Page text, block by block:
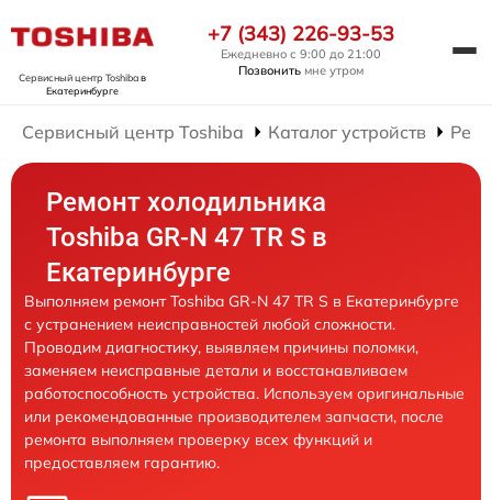
Сервисный центр Toshibaв
Екатеринбурге
+7 (343) 226-93-53
Ежедневно с 9:00 до 21:00
Позвонить мне утром
Сервисный центр Toshiba Каталог устройств
Ремонт холодильника
Toshiba GR-N 47 TR S в
Екатеринбурге
Выполняем ремонт Toshiba GR-N 47 TR S в Екатеринбурге
с устранением неисправностей любой сложности.
Проводим диагностику, выявляем причины поломки,
заменяем неисправные детали и восстанавливаем
работоспособность устройства. Используем оригинальные
или рекомендованные производителем запчасти, после
ремонта выполняем проверку всех функций и
предоставляем гарантию.